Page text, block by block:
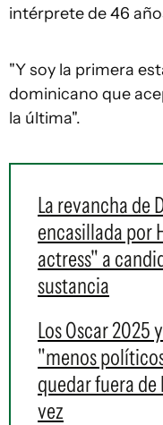
intérprete de 46
"Y soy la primera
dominicano que
la última".
La revancha de
encasillada por
actress" a
sustancia
Los Oscar 2025
"menos
quedar fuera
vez